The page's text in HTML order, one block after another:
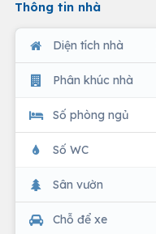
Thông tin nhà
Diện tích nhà
Phân khúc nhà
Số phòng ngủ
Số WC
Sân vườn
Chỗ để xe